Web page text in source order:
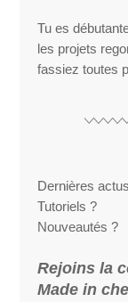
Tu es
les projets
fassiez toutes
Dernières
Tutoriels ?
Nouveautés ?
Rejoins la
Made in